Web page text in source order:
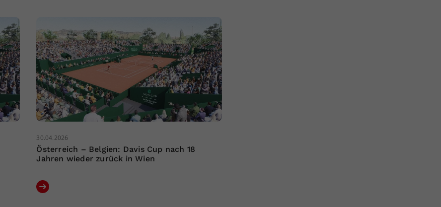
30.04.2026
Österreich – Belgien: Davis Cup nach 18
Jahren wieder zurück in Wien